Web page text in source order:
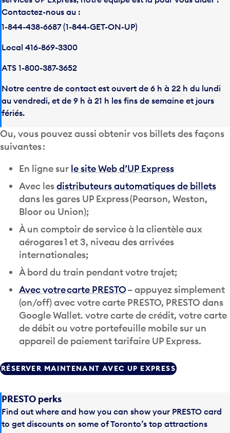
Contactez-nous au :
1-844-438-6687 (1-844-GET-ON-UP)
Local 416-869-3300
ATS 1-800-387-3652
Notre centre de contact est ouvert de 6 h à 22 h du lundi
au vendredi, et de 9 h à 21 h les fins de semaine et jours
fériés.
Ou, vous pouvez aussi obtenir vos billets des façons
suivantes :
En ligne sur le site Web d’UP Express
Avec lesdistributeurs automatiques de billets
dans les gares UP Express (Pearson, Weston,
Bloor ou Union);
À un comptoir de service à la clientèle aux
aérogares 1 et 3, niveau des arrivées
internationales;
À bord du train pendant votre trajet;
Avec votre carte PRESTO– appuyez simplement
(on/off) avec votre carte PRESTO, PRESTO dans
Google Wallet. votre carte de crédit, votre carte
de débit ou votre portefeuille mobile sur un
appareil de paiement tarifaire UP Express.
RÉSERVER MAINTENANT AVEC UP EXPRESS
PRESTO perks
Find out where and how you can show your PRESTO card
to get discounts on some of Toronto’s top attractions